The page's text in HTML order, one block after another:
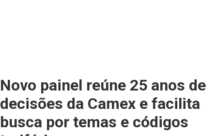
Novo painel reúne 25 anos de
decisões da Camex e facilita
busca por temas e códigos